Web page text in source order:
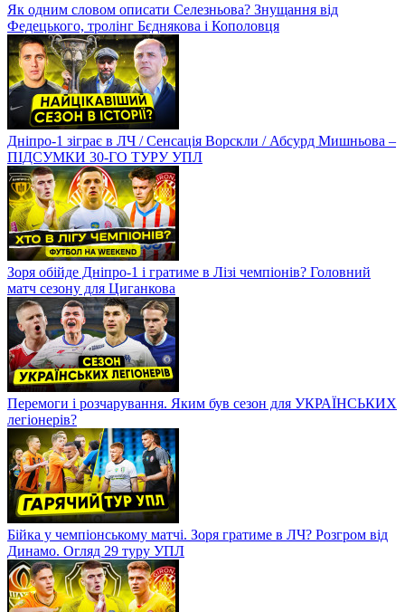
Як одним словом описати Селезньова? Знущання від
Федецького, тролінг Бєднякова і Кополовця
Дніпро-1 зіграє в ЛЧ / Сенсація Ворскли / Абсурд Мишньова –
ПІДСУМКИ 30-ГО ТУРУ УПЛ
Зоря обійде Дніпро-1 і гратиме в Лізі чемпіонів? Головний
матч сезону для Циганкова
Перемоги і розчарування. Яким був сезон для УКРАЇНСЬКИХ
легіонерів?
Бійка у чемпіонському матчі. Зоря гратиме в ЛЧ? Розгром від
Динамо. Огляд 29 туру УПЛ